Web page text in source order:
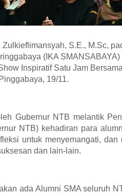
Zulkieflimansyah, S.E., M.Sc,
(IKA
Inspiratif Satu Jam
19/11.
Gubernur NTB melantik
NTB) kehadiran para
untuk menyemangati,
dan lain-lain.
ada Alumni SMA seluruh